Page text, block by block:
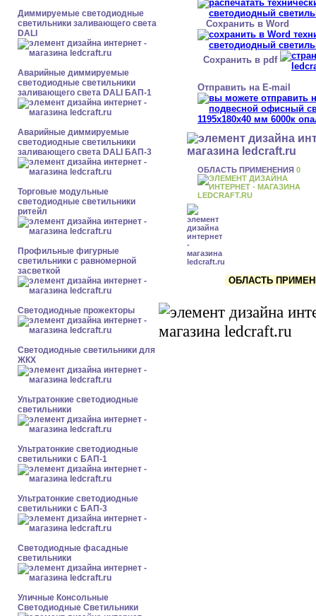
Диммируемые светодиодные
светильники заливающего света
DALI
Аварийные диммируемые
светодиодные светильники
заливающего света DALI БАП-1
Аварийные диммируемые
светодиодные светильники
заливающего света DALI БАП-3
Торговые модульные
светодиодные светильники
ритейл
Профильные фигурные
светильники с равномерной
засветкой
Светодиодные прожекторы
Светодиодные светильники для
ЖКХ
Ультратонкие светодиодные
светильники
Ультратонкие светодиодные
светильники с БАП-1
Ультратонкие светодиодные
светильники с БАП-3
Светодиодные фасадные
светильники
Уличные Консольные
Светодиодные Светильники
Сохранить в Word
Сохранить в pdf
Отправить на E-mail
ОБЛАСТЬ ПРИМЕНЕНИЯ 0
ОБЛАСТЬ